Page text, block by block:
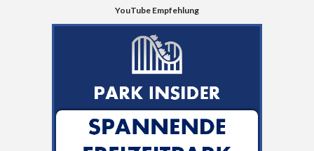
YouTube Empfehlung